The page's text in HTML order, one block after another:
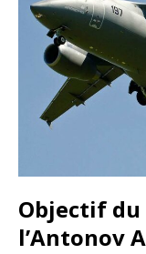
Objectif du
l’Antonov